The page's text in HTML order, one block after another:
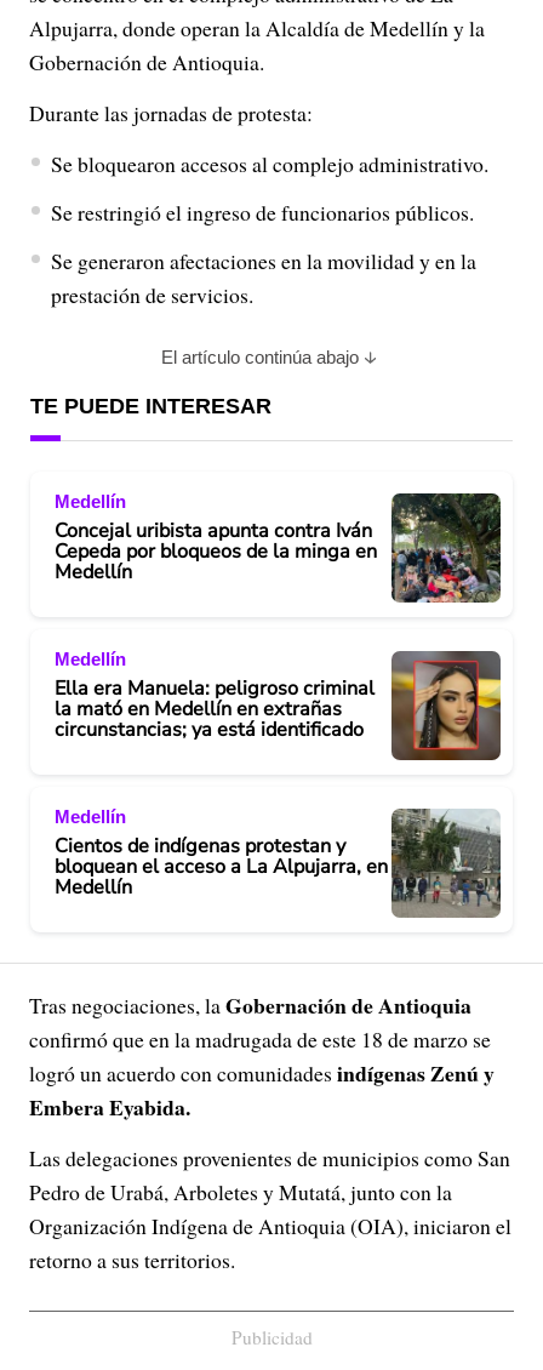
Alpujarra, donde operan la Alcaldía de Medellín y la
Gobernación de Antioquia.
Durante las jornadas de protesta:
Se bloquearon accesos al complejo administrativo.
Se restringió el ingreso de funcionarios públicos.
Se generaron afectaciones en la movilidad y en la
prestación de servicios.
El artículo continúa abajo
TE PUEDE INTERESAR
Medellín
Concejal uribista apunta contra Iván
Cepeda por bloqueos de la minga en
Medellín
Medellín
Ella era Manuela: peligroso criminal
la mató en Medellín en extrañas
circunstancias; ya está identificado
Medellín
Cientos de indígenas protestan y
bloquean el acceso a La Alpujarra, en
Medellín
Tras negociaciones, laGobernación de Antioquia
confirmó que en la madrugada de este 18 de marzo se
logró un acuerdo con comunidades indígenas Zenú y
Embera Eyabida.
Las delegaciones provenientes de municipios como San
Pedro de Urabá, Arboletes y Mutatá, junto con la
Organización Indígena de Antioquia (OIA), iniciaron el
retorno a sus territorios.
Publicidad